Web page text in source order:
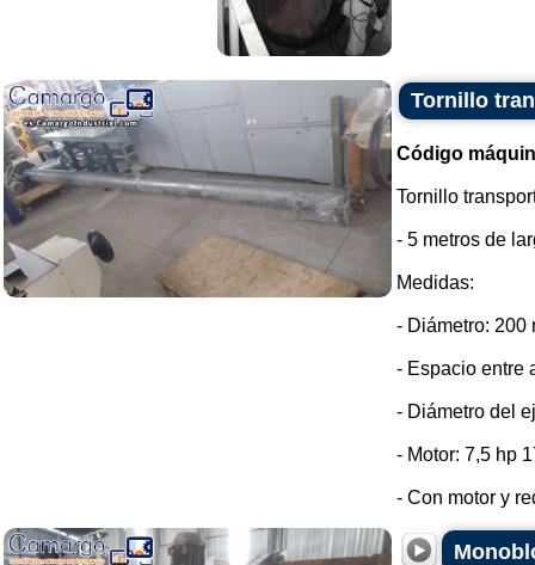
Tornillo
Código
Tornillo
- 5 metros de
Medidas:
- Diámetro: 200
- Espacio entre
- Diámetro del
- Motor: 7,5 hp
- Con motor y